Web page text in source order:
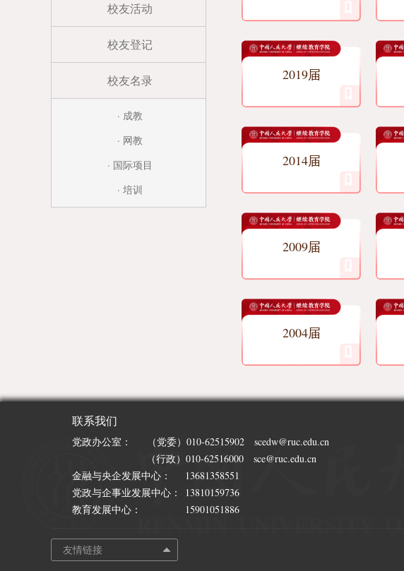
校友活动
校友登记
校友名录
· 成教
· 网教
· 国际项目
· 培训
2019届
2014届
2009届
2004届
联系我们
党政办公室：
（党委）010-62515902 scedw@ruc.edu.cn
（行政）010-62516000 sce@ruc.edu.cn
金融与央企发展中心：
13681358551
党政与企事业发展中心：
13810159736
教育发展中心：
15901051886
友情链接